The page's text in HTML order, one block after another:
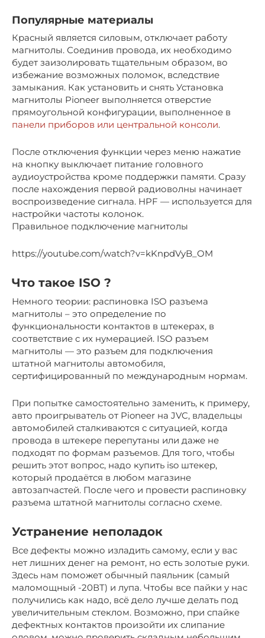
Популярные материалы
Красный является силовым, отключает работу
магнитолы. Соединив провода, их необходимо
будет заизолировать тщательным образом, во
избежание возможных поломок, вследствие
замыкания. Как установить и снять Установка
магнитолы Pioneer выполняется отверстие
прямоугольной конфигурации, выполненное в
панели приборов или центральной консоли.
После отключения функции через меню нажатие
на кнопку выключает питание головного
аудиоустройства кроме поддержки памяти. Сразу
после нахождения первой радиоволны начинает
воспроизведение сигнала. HPF — используется для
настройки частоты колонок.
Правильное подключение магнитолы
https://youtube.com/watch?v=kKnpdVyB_OM
Что такое ISO ?
Немного теории: распиновка ISO разъема
магнитолы – это определение по
функциональности контактов в штекерах, в
соответствие с их нумерацией. ISO разъем
магнитолы — это разъем для подключения
штатной магнитолы автомобиля,
сертифицированный по международным нормам.
При попытке самостоятельно заменить, к примеру,
авто проигрыватель от Pioneer на JVC, владельцы
автомобилей сталкиваются с ситуацией, когда
провода в штекере перепутаны или даже не
подходят по формам разъемов. Для того, чтобы
решить этот вопрос, надо купить iso штекер,
который продаётся в любом магазине
автозапчастей. После чего и провести распиновку
разъема штатной магнитолы согласно схеме.
Устранение неполадок
Все дефекты можно изладить самому, если у вас
нет лишних денег на ремонт, но есть золотые руки.
Здесь нам поможет обычный паяльник (самый
маломощный -20ВТ) и лупа. Чтобы все пайки у нас
получились как надо, всё дело лучше делать под
увеличительным стеклом. Возможно, при спайке
дефектных контактов произойти их слипание